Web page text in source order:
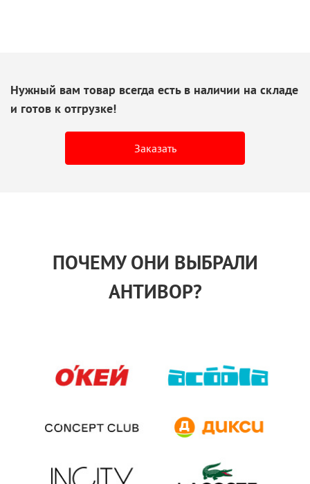
Нужный вам товар всегда есть в наличии на складе
и готов к отгрузке!
Заказать
ПОЧЕМУ ОНИ ВЫБРАЛИ
АНТИВОР?